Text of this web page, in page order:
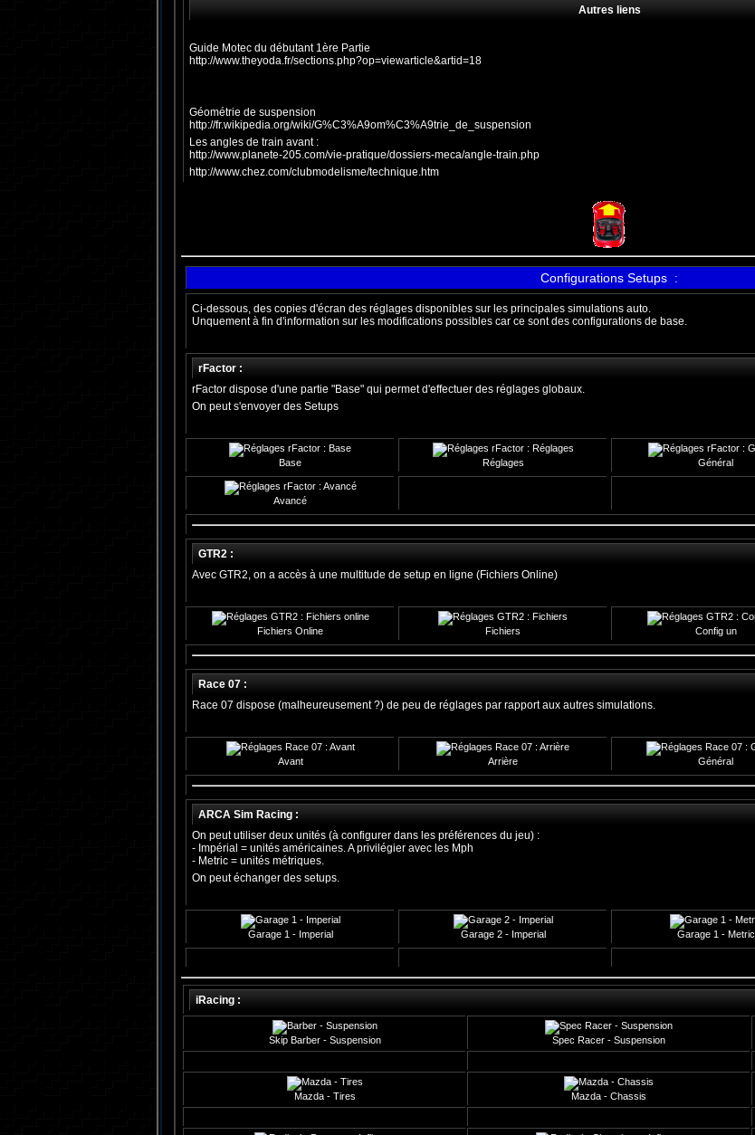
Autres liens
Guide Motec du débutant 1ère Partie
http://www.theyoda.fr/sections.php?op=viewarticle&artid=18
Géométrie de suspension
http://fr.wikipedia.org/wiki/G%C3%A9om%C3%A9trie_de_suspension
Les angles de train avant :
http://www.planete-205.com/vie-pratique/dossiers-meca/angle-train.php
http://www.chez.com/clubmodelisme/technique.htm
Configurations Setups :
Ci-dessous, des copies d'écran des réglages disponibles sur les principales simulations auto.
Unquement à fin d'information sur les modifications possibles car ce sont des configurations de base.
rFactor :
rFactor dispose d'une partie "Base" qui permet d'effectuer des réglages globaux.
On peut s'envoyer des Setups
Base Réglages Général
Avancé
GTR2 :
Avec GTR2, on a accès à une multitude de setup en ligne (Fichiers Online)
Fichiers Online Fichiers Config un
Race 07 :
Race 07 dispose (malheureusement ?) de peu de réglages par rapport aux autres simulations.
Avant Arrière Général
ARCA Sim Racing :
On peut utiliser deux unités (à configurer dans les préférences du jeu) :
- Impérial = unités américaines. A privilégier avec les Mph
- Metric = unités métriques.
On peut échanger des setups.
Garage 1 - Imperial Garage 2 - Imperial Garage 1 - Metric
iRacing :
Skip Barber - Suspension Spec Racer - Suspension
Mazda - Tires Mazda - Chassis